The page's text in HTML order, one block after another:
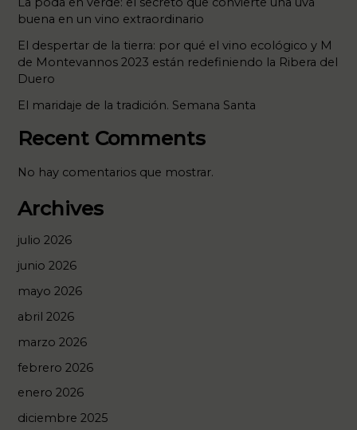
buena en un vino extraordinario
El despertar de la tierra: por qué el vino ecológico y M
de Montevannos 2023 están redefiniendo la Ribera del
Duero
El maridaje de la tradición. Semana Santa
Recent Comments
No hay comentarios que mostrar.
Archives
julio 2026
junio 2026
mayo 2026
abril 2026
marzo 2026
febrero 2026
enero 2026
diciembre 2025